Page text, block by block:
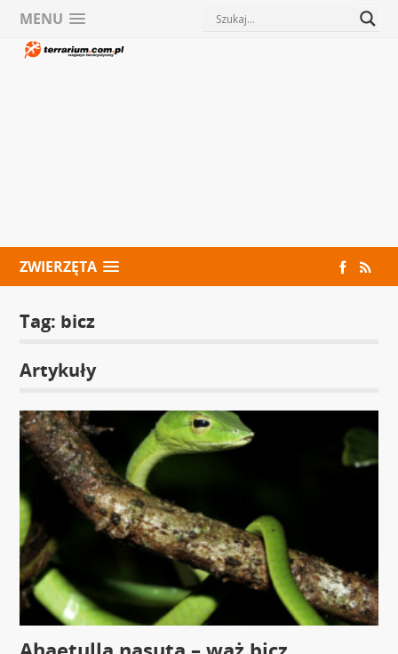
MENU
ZWIERZĘTA
Tag: bicz
Artykuły